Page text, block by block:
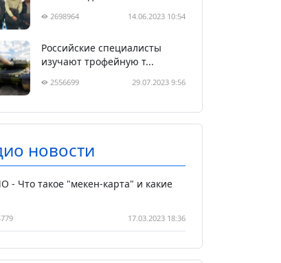
2698964 14.06.2023 10:54
Российские специалисты
изучают трофейную т...
2556699 29.07.2023 9:56
новости
- Что такое "мекен-карта" и какие
17.03.2023 18:36